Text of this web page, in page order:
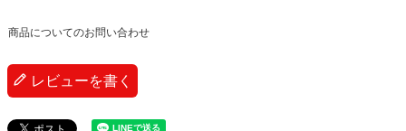
商品についてのお問い合わせ
レビューを書く